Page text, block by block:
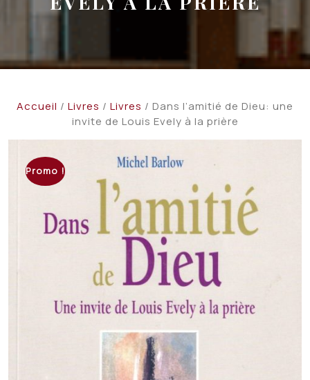
Accueil / Livres / Livres / Dans l’amitié de Dieu: une
invite de Louis Evely à la prière
Promo !